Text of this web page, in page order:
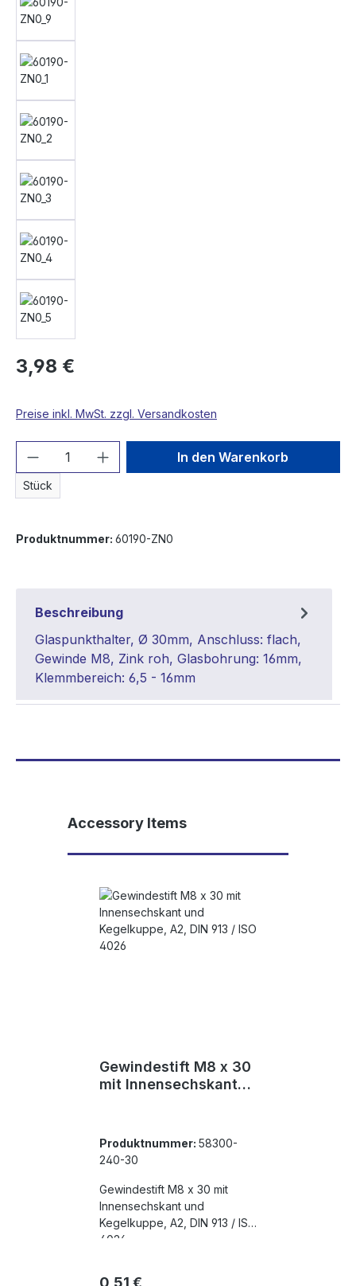
3,98 €
Preise inkl. MwSt. zzgl. Versandkosten
Produkt Anzahl: Gib den
Stück
In den Warenkorb
Produktnummer: 60190-ZN0
Beschreibung
Glaspunkthalter, Ø 30mm, Anschluss: flach,
Gewinde M8, Zink roh, Glasbohrung: 16mm,
Klemmbereich: 6,5 - 16mm
Produktgalerie überspringen
Accessory Items
Gewindestift M8 x 30
mit Innensechskant
Produktnummer: 58300-
240-30
Gewindestift M8 x 30 mit
Innensechskant und
Kegelkuppe, A2, DIN 913 / ISO
4026
Regulärer Preis:
0,51 €